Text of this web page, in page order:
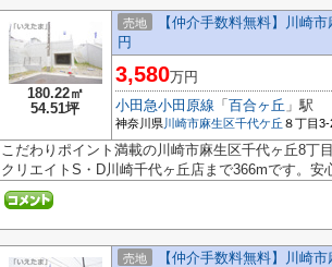
180.22㎡
54.51坪
売地
【仲介手数料無料】川崎
円
3,580万円
小田急小田原線 「 百合ヶ丘 」駅
神奈川県川崎市麻生区千代ケ丘 ８丁目3-
こだわりポイント満載の川崎市麻生区千代ヶ丘8
クリエイトS・D川崎千代ヶ丘店まで366mです。
売地
【仲介手数料無料】川崎